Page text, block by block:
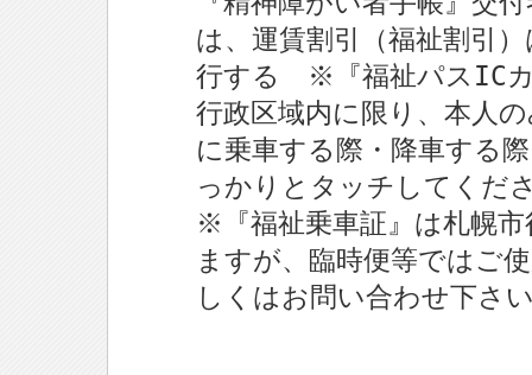
は、運賃割引（福祉割引
行する ※『福祉パスIC
行政区域内に限り、本人
に乗車する際・降車する
っかりとタッチしてくだ
※『福祉乗車証』は札幌
ますが、臨時便等ではご
しくはお問い合わせ下さ